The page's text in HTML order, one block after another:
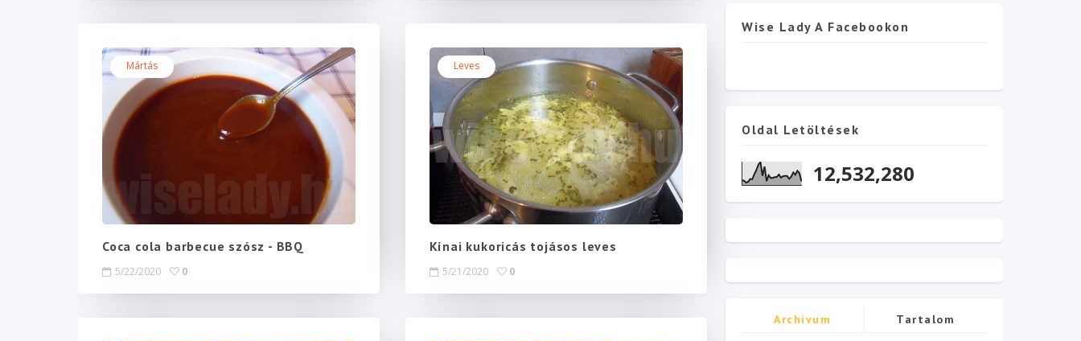
Mártás
Coca cola barbecue szósz - BBQ
5/22/2020 0
Leves
Kínai kukoricás tojásos leves
5/21/2020 0
Wise Lady A Facebookon
Oldal Letöltések
12,532,280
Archívum Tartalom